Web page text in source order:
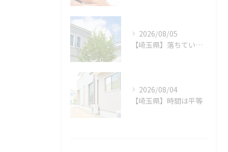
2026/08/05
【埼玉県】落ちているもの
2026/08/04
【埼玉県】時間は平等